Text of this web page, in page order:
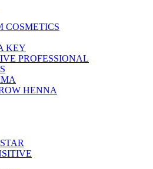
COSMETICS
KEY
PROFESSIONAL
HENNA